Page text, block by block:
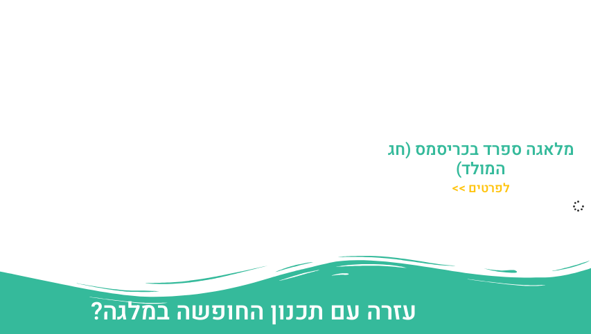
מלאגה ספרד בכריסמס (חג
המולד)
לפרטים >>
עזרה עם תכנון החופשה במלגה?